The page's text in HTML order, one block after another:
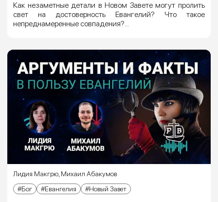
Как незаметные детали в Новом Завете могут пролить
свет на достоверность Евангелий? Что такое
непреднамеренные совпадения?...
Лидия Макгрю,Михаил Абакумов
Бог
Евангелия Новый Завет